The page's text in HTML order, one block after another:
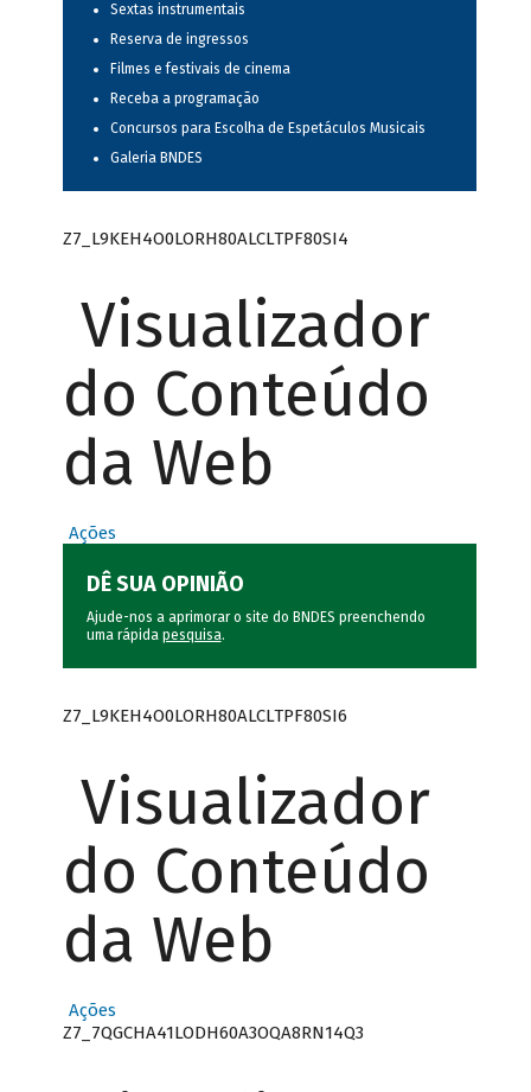
Sextas instrumentais
Reserva de ingressos
Filmes e festivais de cinema
Receba a programação
Concursos para Escolha de Espetáculos Musicais
Galeria BNDES
Z7_L9KEH4O0LORH80ALCLTPF80SI4
Visualizador
do Conteúdo
da Web
Ações
DÊ SUA OPINIÃO
Ajude-nos a aprimorar o site do BNDES preenchendo
uma rápida pesquisa.
Z7_L9KEH4O0LORH80ALCLTPF80SI6
Visualizador
do Conteúdo
da Web
Ações
Z7_7QGCHA41LODH60A3OQA8RN14Q3